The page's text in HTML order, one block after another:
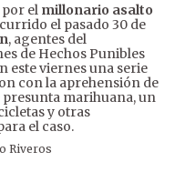
el millonario asalto
el pasado 30 de
, agentes del
de Hechos Punibles
este viernes una serie
con la aprehensión de
presunta marihuana, un
y otras
el caso.
Riveros